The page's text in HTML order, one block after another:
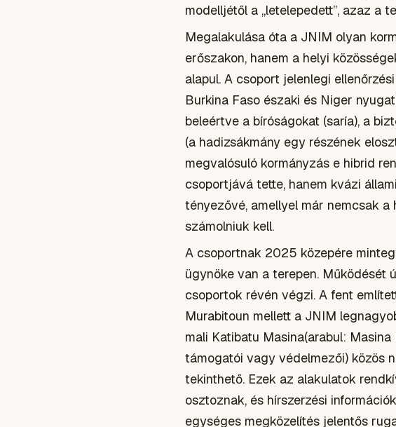
modelljétől a „letelepedett”, azaz a
Megalakulása óta a JNIM olyan
erőszakon, hanem a helyi
alapul. A csoport jelenlegi
Burkina Faso északi és Niger
beleértve a bíróságokat (saría), a
(a hadizsákmány egy részének
megvalósuló kormányzás e hibrid
csoportjává tette, hanem kvázi
tényezővé, amellyel már nemcsak
számolniuk kell.
A csoportnak 2025 közepére
ügynöke van a terepen. Működését
csoportok révén végzi. A fent
Murabitoun mellett a JNIM
mali Katibatu Masina(arabul:
támogatói vagy védelmezői) közös
tekinthető. Ezek az alakulatok
osztoznak, és hírszerzési
egységes megközelítés jelentős